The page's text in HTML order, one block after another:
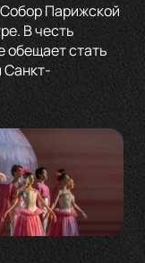
Парижской
В честь
обещает стать
Санкт-